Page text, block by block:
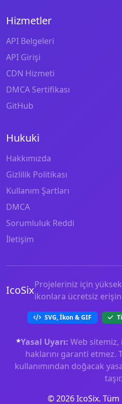
Hizmetler
API Belgeleri
API Girişi
CDN Hizmeti
DMCA Sertifikası
GitHub
Hukuki
Hakkımızda
Gizlilik Politikası
Kullanım Şartları
DMCA
Sorumluluk Reddi
İletişim
IcoSixProjeleriniz için
ikonlara ücretsiz
SVG, İkon & GIF
*Yasal Uyarı: Web
haklarını garanti etmez.
kullanımından doğacak
taşır.
© 2026 IcoSix. Tüm